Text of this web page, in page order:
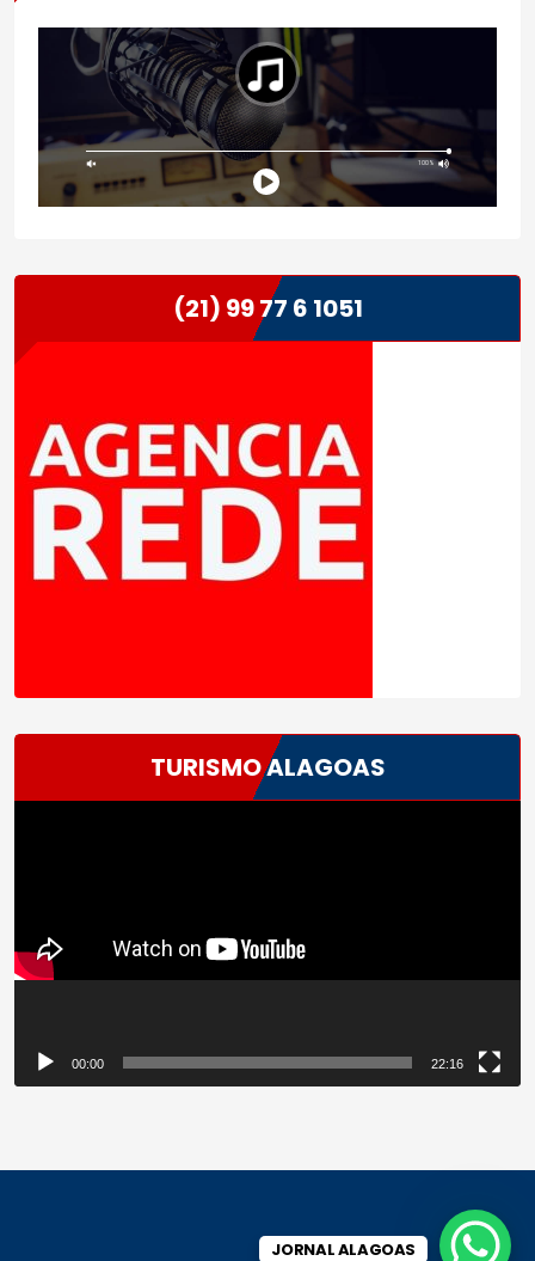
(21) 99 77 6 1051
TURISMO ALAGOAS
00:00 22:16
JORNAL ALAGOAS